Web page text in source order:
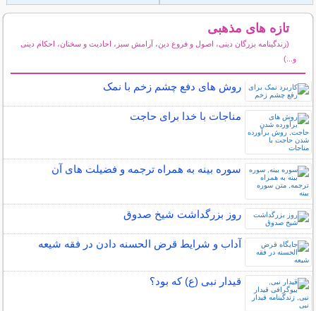
تازه های مذهبی
(زندگینامه بزرگان دینی، اصول و فروع دین، آرامش سبز، احادیث و سخنان، احکام دینی
و...)
روش های دفع چشم زخم با نمک
مناجات با خدا برای حاجت
سوره بینه به همراه ترجمه و فضیلت های آن
روز بزرگداشت شيخ صدوق
آداب و شرایط قرض الحسنه دادن در فقه شیعه
قیدار نبی (ع) که بود؟